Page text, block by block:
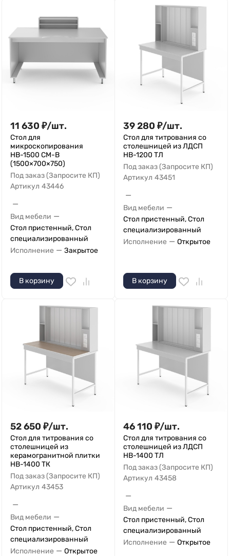
11 630 ₽/шт.
Стол для
микроскопирования
НВ-1500 СМ-В
(1500×700×750)
Под заказ (Запросите КП)
Артикул 43446
—
Вид мебели —
Стол пристенный, Стол
специализированный
Исполнение — Закрытое
В корзину
39 280 ₽/шт.
Стол для титрования со
столешницей из ЛДСП
НВ-1200 ТЛ
Под заказ (Запросите КП)
Артикул 43451
—
Вид мебели —
Стол пристенный, Стол
специализированный
Исполнение — Открытое
В корзину
52 650 ₽/шт.
Стол для титрования со
столешницей из
керамогранитной плитки
НВ-1400 ТК
Под заказ (Запросите КП)
Артикул 43453
—
Вид мебели —
Стол пристенный, Стол
специализированный
Исполнение — Открытое
46 110 ₽/шт.
Стол для титрования со
столешницей из ЛДСП
НВ-1400 ТЛ
Под заказ (Запросите КП)
Артикул 43458
—
Вид мебели —
Стол пристенный, Стол
специализированный
Исполнение — Открытое